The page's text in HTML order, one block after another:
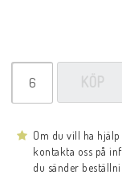
KÖP
Om du vill ha
kontakta oss på
du sänder